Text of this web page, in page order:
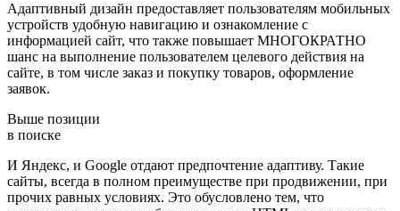
Адаптивный дизайн предоставляет пользователям мобильных
устройств удобную навигацию и ознакомление с
информацией сайт, что также повышает МНОГОКРАТНО
шанс на выполнение пользователем целевого действия на
сайте, в том числе заказ и покупку товаров, оформление
заявок.
Выше позиции
в поиске
И Яндекс, и Google отдают предпочтение адаптиву. Такие
сайты, всегда в полном преимуществе при продвижении, при
прочих равных условиях. Это обусловлено тем, что